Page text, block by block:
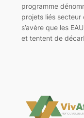
programme
projets liés secteur
s’avère que les
et tentent de